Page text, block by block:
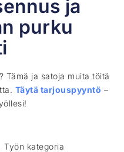
ja
purku
Tämä ja satoja muita töitä
Täytä tarjouspyyntö –
Työn kategoria